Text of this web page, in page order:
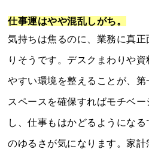
仕事運はやや混乱しがち。
気持ちは焦るのに、業務に真
りそうです。デスクまわりや
やすい環境を整えることが、
スペースを確保すればモチベ
し、仕事もはかどるようにな
のゆるさが気になります。家